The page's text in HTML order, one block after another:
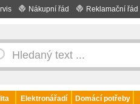
Nákupní řád Reklamační řád
Elektronářadí Domácí potřeby